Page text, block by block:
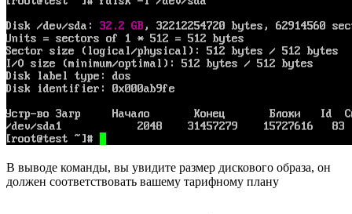
В выводе команды, вы увидите размер дискового образа, он
должен соответствовать вашему тарифному плану